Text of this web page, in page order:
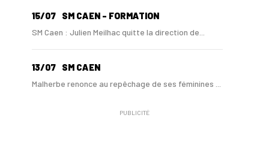
15/07 SM CAEN - FORMATION
SM Caen : Julien Meilhac quitte la direction de...
13/07 SM CAEN
Malherbe renonce au repêchage de ses féminines ...
PUBLICITÉ